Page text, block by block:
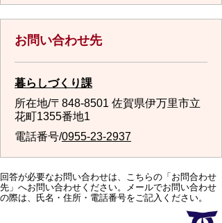
お問い合わせ先
暮らしづくり課
所在地/〒848-8501 佐賀県伊万里市立
花町1355番地1
電話番号/0955-23-2937
回答が必要なお問い合わせは、こちらの「お問合わせ
先」へお問い合わせください。メールでお問い合わせ
の際は、氏名・住所・電話番号をご記入ください。